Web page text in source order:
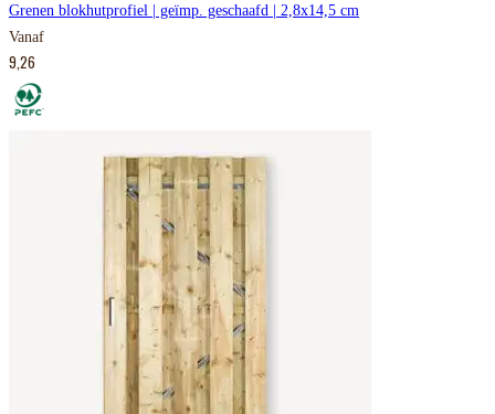
Grenen blokhutprofiel | geïmp. geschaafd | 2,8x14,5 cm
Vanaf
9,26